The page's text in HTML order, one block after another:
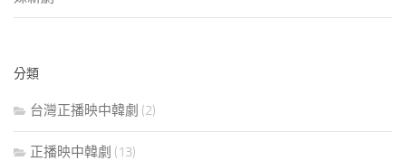
分類
台灣正播映中韓劇 (2)
正播映中韓劇 (13)